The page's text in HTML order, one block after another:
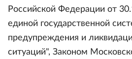
Российской Федерации от
единой государственной
предупреждения и
ситуаций", Законом